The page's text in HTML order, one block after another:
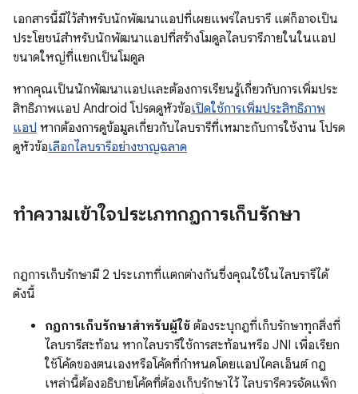
เอกสารนี้มีไว้สำหรับนักพัฒนาแอปที่เผยแพร่ไลบรารี แต่ก็อาจเป็น
ประโยชน์สำหรับนักพัฒนาแอปที่สร้างโมดูลไลบรารีภายในในแอป
ขนาดใหญ่ที่แยกเป็นโมดูล
หากคุณเป็นนักพัฒนาแอปและต้องการเรียนรู้เกี่ยวกับการเพิ่มประ
สิทธิภาพแอป Android โปรดดูหัวข้อเปิดใช้การเพิ่มประสิทธิภาพ
แอป หากต้องการดูข้อมูลเกี่ยวกับไลบรารีที่เหมาะกับการใช้งาน โปรด
ดูหัวข้อเลือกไลบรารีอย่างชาญฉลาด
ทำความเข้าใจประเภทกฎการเก็บรักษา
กฎการเก็บรักษามี 2 ประเภทที่แตกต่างกันซึ่งคุณใช้ในไลบรารีได้
ดังนี้
กฎการเก็บรักษาสำหรับผู้ใช้ ต้องระบุกฎที่เก็บรักษาทุกสิ่งที่
ไลบรารีสะท้อน หากไลบรารีใช้การสะท้อนหรือ JNI เพื่อเรียก
ใช้โค้ดของตนเองหรือโค้ดที่กำหนดโดยแอปไคลเอ็นต์ กฎ
เหล่านี้ต้องอธิบายโค้ดที่ต้องเก็บรักษาไว้ ไลบรารีควรจัดแพ็ก